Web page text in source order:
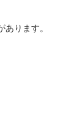
ります。